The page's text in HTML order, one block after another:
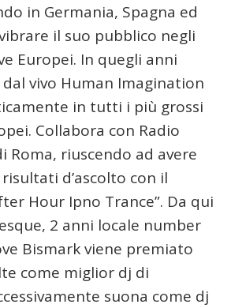
in Germania, Spagna ed
il suo pubblico negli
Europei. In quegli anni
vivo Human Imagination
in tutti i più grossi
Collabora con Radio
Roma, riuscendo ad avere
d’ascolto con il
Hour Ipno Trance”. Da qui
2 anni locale number
Bismark viene premiato
come miglior dj di
suona come dj